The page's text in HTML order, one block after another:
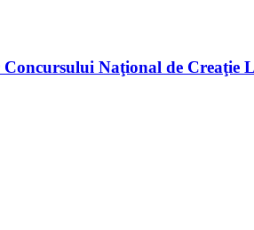
Naţional de